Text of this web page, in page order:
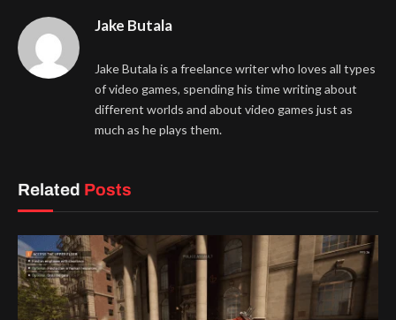
Jake Butala
Jake Butala is a freelance writer who loves all types
of video games, spending his time writing about
different worlds and about video games just as
much as he plays them.
Related Posts